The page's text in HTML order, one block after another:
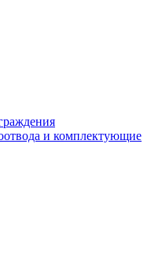
и комплектующие